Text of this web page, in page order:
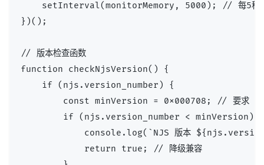
setInterval(monitorMemory, 5000); // 每5秒输
})();
// 版本检查函数
function checkNjsVersion() {
    if (njs.version_number) {
const minVersion = 0x000708; // 要求 ≥
if (njs.version_number < minVersion)
console.log(`NJS 版本 ${njs.version}
            return true; // 降级兼容